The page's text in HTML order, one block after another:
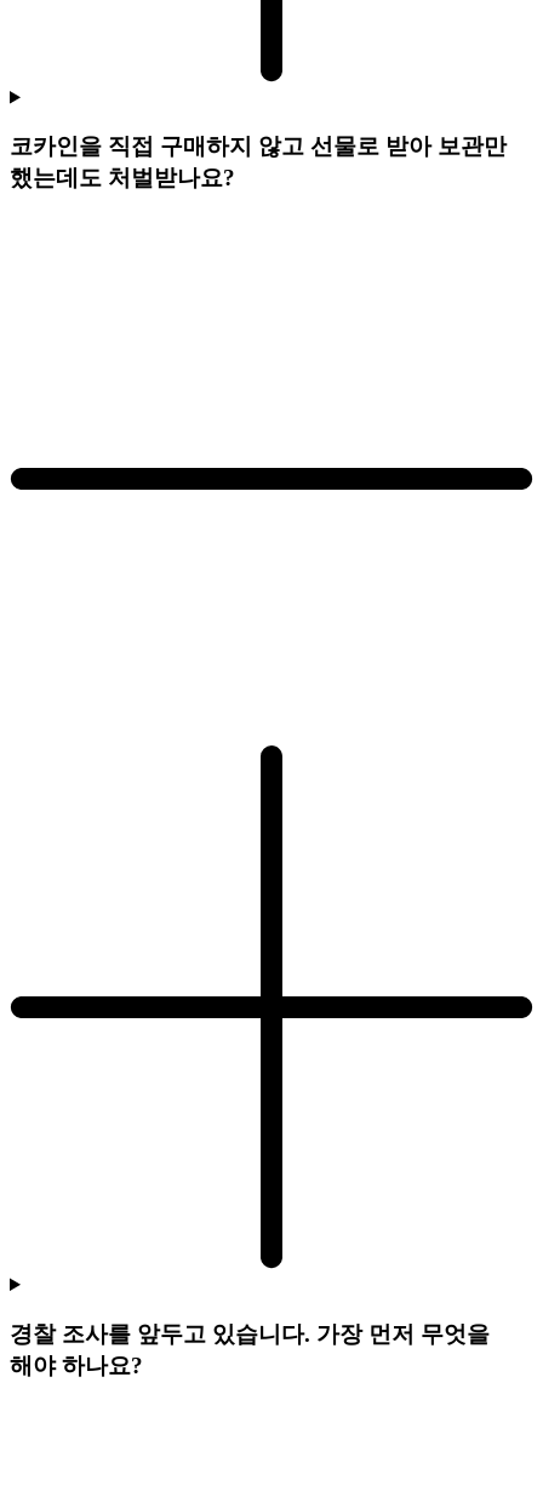
코카인을 직접 구매하지 않고 선물로 받아 보관만
했는데도 처벌받나요?
경찰 조사를 앞두고 있습니다. 가장 먼저 무엇을
해야 하나요?